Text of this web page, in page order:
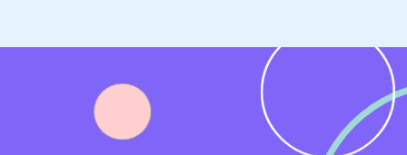
Vacatures bij Gemeente Leeuwarden
Vacatures bij NHL Stenden Hogeschool
Vacatures bij ROC Friese Poort